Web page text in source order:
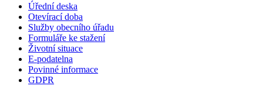
Úřední deska
Otevírací doba
Služby obecního úřadu
Formuláře ke stažení
Životní situace
E-podatelna
Povinné informace
GDPR